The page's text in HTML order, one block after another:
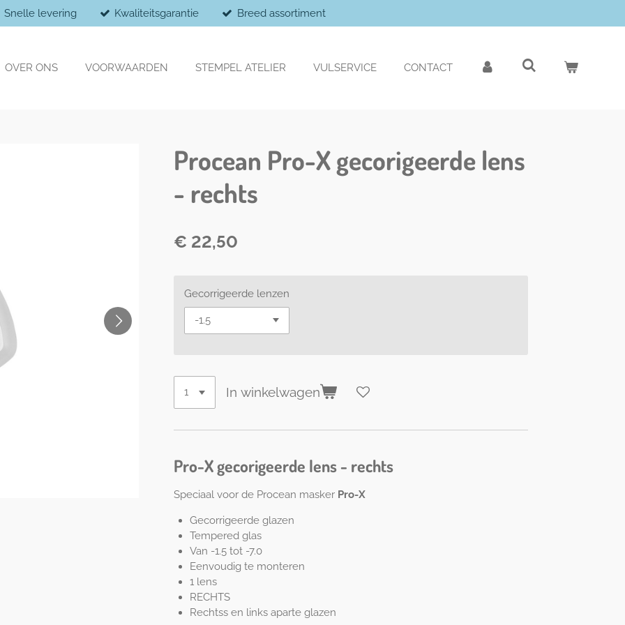
Snelle levering Kwaliteitsgarantie Breed assortiment
OVER ONS VOORWAARDEN STEMPEL ATELIER VULSERVICE CONTACT
Procean Pro-X gecorigeerde lens
- rechts
€ 22,50
Gecorrigeerde lenzen
In winkelwagen
Pro-X gecorigeerde lens - rechts
Speciaal voor de Procean masker Pro-X
Gecorrigeerde glazen
Tempered glas
Van -1.5 tot -7.0
Eenvoudig te monteren
1 lens
RECHTS
Rechtss en links aparte glazen